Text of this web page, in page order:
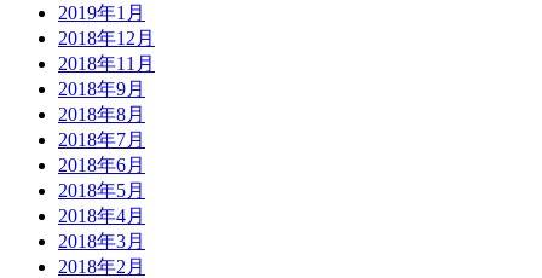
2019年1月
2018年12月
2018年11月
2018年9月
2018年8月
2018年7月
2018年6月
2018年5月
2018年4月
2018年3月
2018年2月